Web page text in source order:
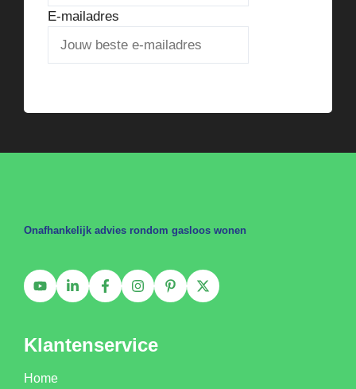
E-mailadres
Onafhankelijk advies rondom gasloos wonen
Klantenservice
Home